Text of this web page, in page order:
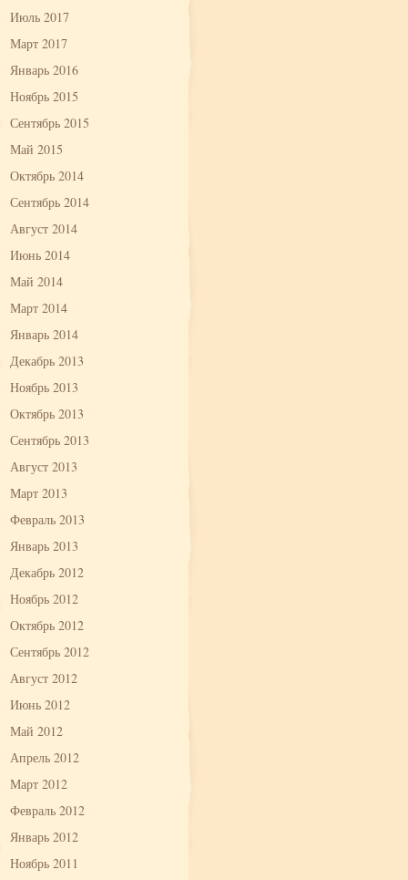
Июль 2017
Март 2017
Январь 2016
Ноябрь 2015
Сентябрь 2015
Май 2015
Октябрь 2014
Сентябрь 2014
Август 2014
Июнь 2014
Май 2014
Март 2014
Январь 2014
Декабрь 2013
Ноябрь 2013
Октябрь 2013
Сентябрь 2013
Август 2013
Март 2013
Февраль 2013
Январь 2013
Декабрь 2012
Ноябрь 2012
Октябрь 2012
Сентябрь 2012
Август 2012
Июнь 2012
Май 2012
Апрель 2012
Март 2012
Февраль 2012
Январь 2012
Ноябрь 2011